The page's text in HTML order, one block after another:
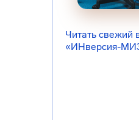
Читать свежий
«ИНверсия-